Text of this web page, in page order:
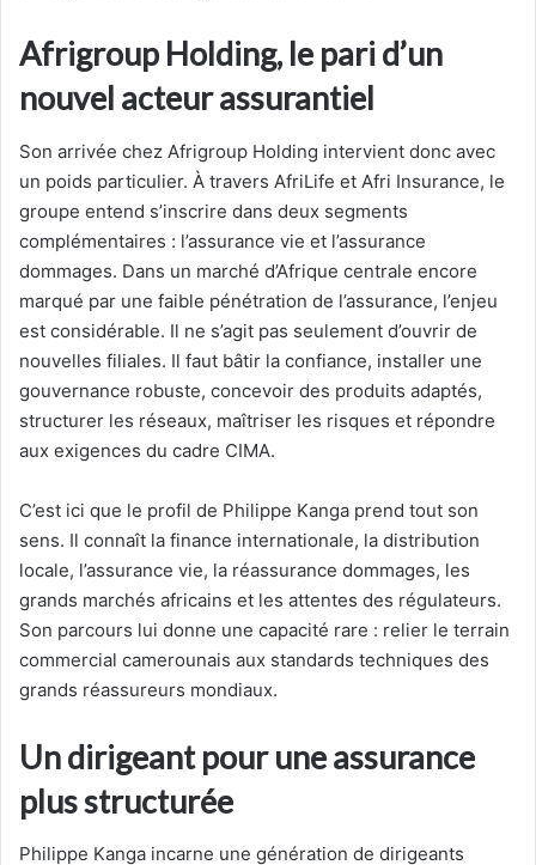
Afrigroup Holding, le pari d’un
nouvel acteur assurantiel
Son arrivée chez Afrigroup Holding intervient donc avec
un poids particulier. À travers AfriLife et Afri Insurance, le
groupe entend s’inscrire dans deux segments
complémentaires : l’assurance vie et l’assurance
dommages. Dans un marché d’Afrique centrale encore
marqué par une faible pénétration de l’assurance, l’enjeu
est considérable. Il ne s’agit pas seulement d’ouvrir de
nouvelles filiales. Il faut bâtir la confiance, installer une
gouvernance robuste, concevoir des produits adaptés,
structurer les réseaux, maîtriser les risques et répondre
aux exigences du cadre CIMA.
C’est ici que le profil de Philippe Kanga prend tout son
sens. Il connaît la finance internationale, la distribution
locale, l’assurance vie, la réassurance dommages, les
grands marchés africains et les attentes des régulateurs.
Son parcours lui donne une capacité rare : relier le terrain
commercial camerounais aux standards techniques des
grands réassureurs mondiaux.
Un dirigeant pour une assurance
plus structurée
Philippe Kanga incarne une génération de dirigeants